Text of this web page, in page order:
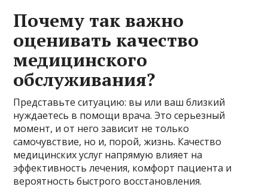
Почему так важно
оценивать качество
медицинского
обслуживания?
Представьте ситуацию: вы или ваш близкий
нуждаетесь в помощи врача. Это серьезный
момент, и от него зависит не только
самочувствие, но и, порой, жизнь. Качество
медицинских услуг напрямую влияет на
эффективность лечения, комфорт пациента и
вероятность быстрого восстановления.